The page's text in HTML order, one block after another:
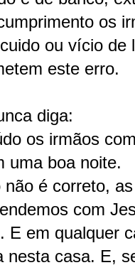
os
ou vício de
este erro.
diga:
os irmãos
uma boa noite.
não é correto,
com
E em qualquer
nesta casa. E,